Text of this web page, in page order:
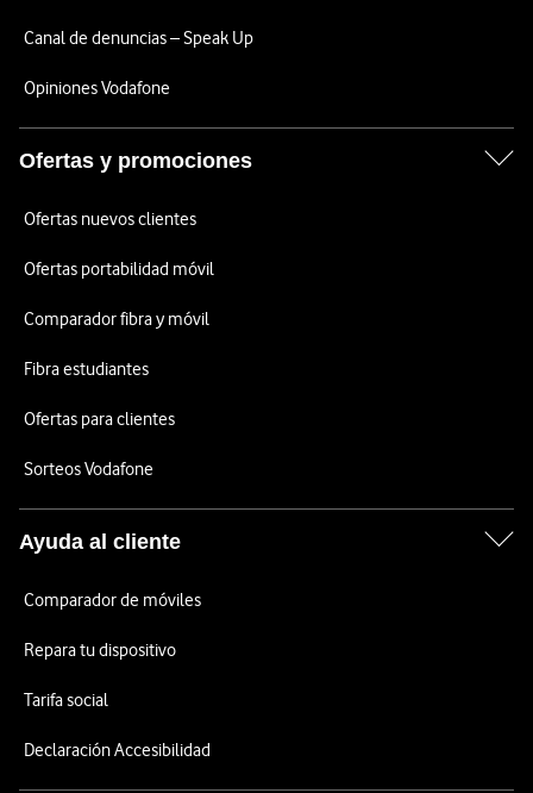
Canal de denuncias – Speak Up
Opiniones Vodafone
Ofertas y promociones
Ofertas nuevos clientes
Ofertas portabilidad móvil
Comparador fibra y móvil
Fibra estudiantes
Ofertas para clientes
Sorteos Vodafone
Ayuda al cliente
Comparador de móviles
Repara tu dispositivo
Tarifa social
Declaración Accesibilidad